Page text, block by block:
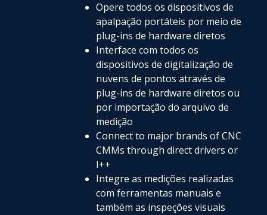
Opere todos os dispositivos de
apalpação portáteis por meio de
plug-ins de hardware diretos
Interface com todos os
dispositivos de digitalização de
nuvens de pontos através de
plug-ins de hardware diretos ou
por importação do arquivo de
medição
Connect to major brands of CNC
CMMs through direct drivers or
I++
Integre as medições realizadas
com ferramentas manuais e
também as inspeções visuais